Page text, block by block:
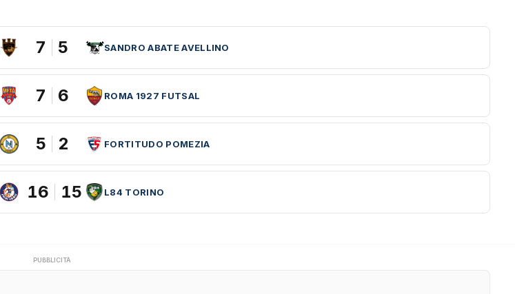
7 5 SANDRO ABATE AVELLINO
7 6 ROMA 1927 FUTSAL
5 2 FORTITUDO POMEZIA
16 15 L84 TORINO
PUBBLICITÀ